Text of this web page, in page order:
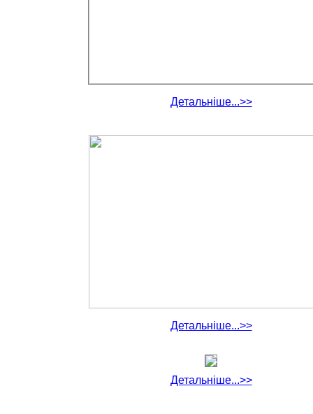
Детальніше...>>
Детальніше...>>
Детальніше...>>